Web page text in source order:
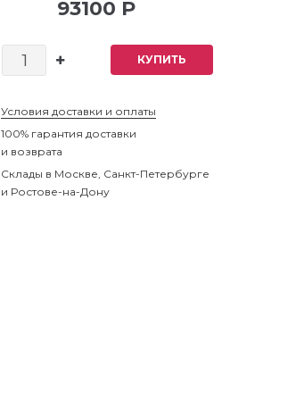
93100 Р
КУПИТЬ
Условия доставки и оплаты
100% гарантия доставки
и возврата
Склады в Москве, Санкт-Петербурге
и Ростове-на-Дону